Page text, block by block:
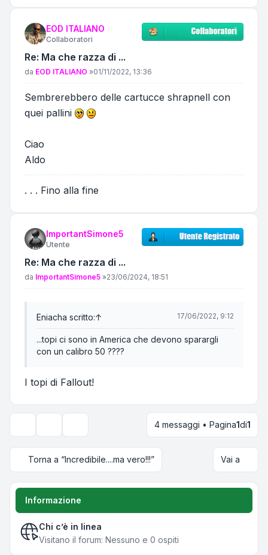
EOD ITALIANO
Collaboratori
Re: Ma che razza di ...
Messaggio
da EOD ITALIANO »01/11/2022, 13:36
Sembrerebbero delle cartucce shrapnell con
quei pallini
Ciao
Aldo
. . . Fino alla fine
ImportantSimone5
Utente
Re: Ma che razza di ...
Messaggio
da ImportantSimone5 »23/06/2024, 18:51
Eniacha scritto:↑ 17/06/2022, 9:12
...topi ci sono in America che devono sparargli
con un calibro 50 ????
I topi di Fallout!
Opzioni di visualizzazione e ordinamento
4 messaggi • Pagina1di1
Torna a “Incredibile....ma vero!!!” Vai a
Informazione
Chi c’è in linea
Visitano il forum: Nessuno e 0 ospiti